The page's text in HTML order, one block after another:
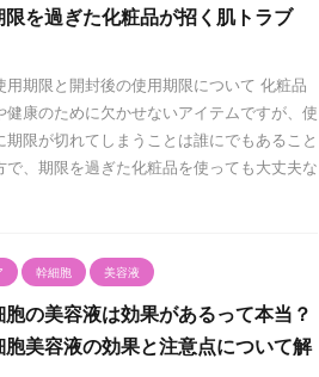
限を過ぎた化粧品が招く肌トラブ
用期限と開封後の使用期限について 化粧品
健康のために欠かせないアイテムですが、使
期限が切れてしまうことは誰にでもあること
で、期限を過ぎた化粧品を使っても大丈夫な
幹細胞 美容液
胞の美容液は効果があるって本当？
胞美容液の効果と注意点について解